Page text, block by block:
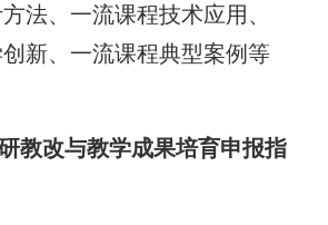
法、一流课程技术应用、
新、一流课程典型案例等
教改与教学成果培育申报指